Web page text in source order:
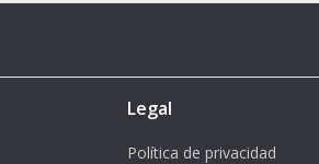
Legal
Política de privacidad